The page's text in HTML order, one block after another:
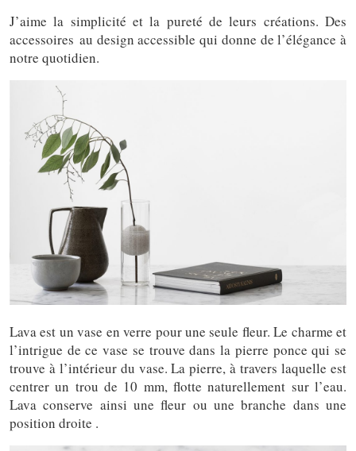
J’aime la simplicité et la pureté de leurs créations. Des
accessoires au design accessible qui donne de l’élégance à
notre quotidien.
Lava est un vase en verre pour une seule fleur. Le charme et
l’intrigue de ce vase se trouve dans la pierre ponce qui se
trouve à l’intérieur du vase. La pierre, à travers laquelle est
centrer un trou de 10 mm, flotte naturellement sur l’eau.
Lava conserve ainsi une fleur ou une branche dans une
position droite .